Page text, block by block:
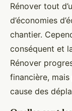
Rénover tout
d’économies
chantier.
conséquent et
Rénover
financière,
cause des